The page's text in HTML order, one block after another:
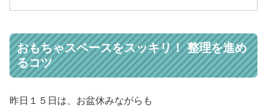
おもちゃスペースをスッキリ！ 整理を進め
るコツ
昨日１５日は、お盆休みながらも